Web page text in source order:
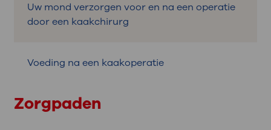
Uw mond verzorgen voor en na een operatie
door een kaakchirurg
Voeding na een kaakoperatie
Zorgpaden